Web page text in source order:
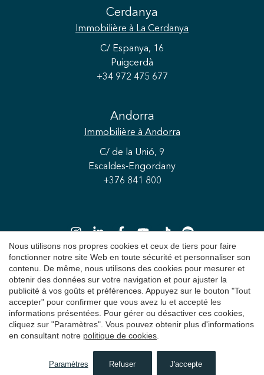
Cerdanya
Immobilière à La Cerdanya
C/ Espanya, 16
Puigcerdà
+34 972 475 677
Andorra
Immobilière à Andorra
C/ de la Unió, 9
Escaldes-Engordany
+376 841 800
Copyright 2026 © Durán Carasso
Avis juridique
Politique de Confidentialité
Nous utilisons nos propres cookies et ceux de tiers pour faire
fonctionner notre site Web en toute sécurité et personnaliser son
contenu. De même, nous utilisons des cookies pour mesurer et
obtenir des données sur votre navigation et pour ajuster la
publicité à vos goûts et préférences. Appuyez sur le bouton "Tout
accepter" pour confirmer que vous avez lu et accepté les
informations présentées. Pour gérer ou désactiver ces cookies,
cliquez sur "Paramètres". Vous pouvez obtenir plus d'informations
en consultant notre politique de cookies.
Paramètres Refuser J'accepte
Enregistrer les paramètres Tout accepter